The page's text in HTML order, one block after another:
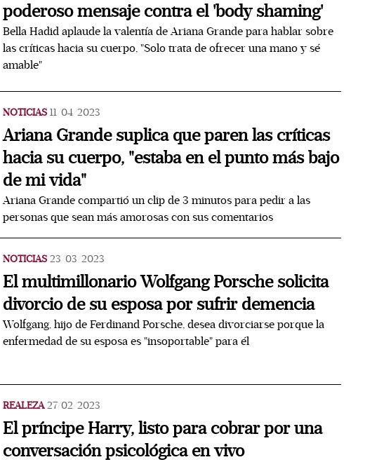
poderoso mensaje contra el 'body shaming'
Bella Hadid aplaude la valentía de Ariana Grande para hablar sobre
las críticas hacia su cuerpo, "Solo trata de ofrecer una mano y sé
amable"
NOTICIAS 11/04/2023
Ariana Grande suplica que paren las críticas
hacia su cuerpo, "estaba en el punto más bajo
de mi vida"
Ariana Grande compartió un clip de 3 minutos para pedir a las
personas que sean más amorosas con sus comentarios
NOTICIAS 23/03/2023
El multimillonario Wolfgang Porsche solicita
divorcio de su esposa por sufrir demencia
Wolfgang, hijo de Ferdinand Porsche, desea divorciarse porque la
enfermedad de su esposa es "insoportable" para él
REALEZA 27/02/2023
El príncipe Harry, listo para cobrar por una
conversación psicológica en vivo